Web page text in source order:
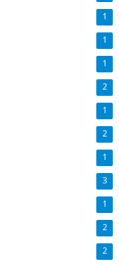
1
1
1
2
1
2
1
3
1
2
2